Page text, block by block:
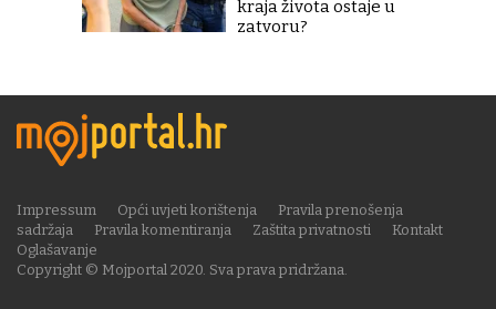
kraja života ostaje u
zatvoru?
Copyright © Mojportal 2020. Sva prava pridržana.
Impressum Opći uvjeti korištenja
Pravila prenošenja
sadržaja
Pravila komentiranja Zaštita privatnosti
Kontakt
Oglašavanje